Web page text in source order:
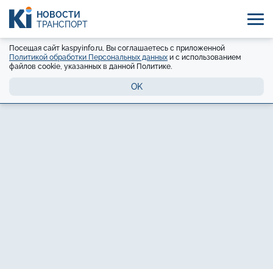
НОВОСТИ
ТРАНСПОРТ
Посещая сайт kaspyinfo.ru, Вы соглашаетесь с приложенной
Политикой обработки Персональных данных и с использованием
файлов cookie, указанных в данной Политике.
OK